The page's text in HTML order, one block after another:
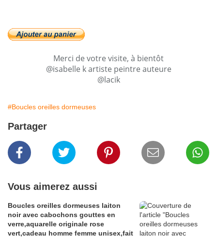
Merci de votre visite, à bientôt
@isabelle k artiste peintre auteure
@lacik
#Boucles oreilles dormeuses
Partager
Vous aimerez aussi
Boucles oreilles dormeuses laiton
noir avec cabochons gouttes en
verre,aquarelle originale rose
vert,cadeau homme femme unisex,fait